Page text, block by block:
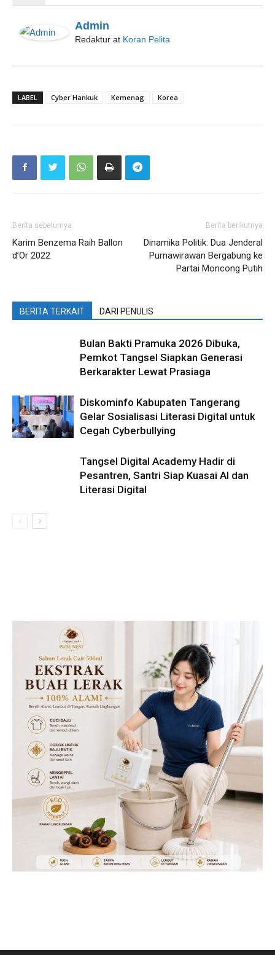
Admin
Redaktur at Koran Pelita
LABEL Cyber Hankuk Kemenag Korea
Berita sebelumya
Karim Benzema Raih Ballon
d’Or 2022
Berita berikutnya
Dinamika Politik: Dua Jenderal
Purnawirawan Bergabung ke
Partai Moncong Putih
BERITA TERKAIT DARI PENULIS
Bulan Bakti Pramuka 2026 Dibuka,
Pemkot Tangsel Siapkan Generasi
Berkarakter Lewat Prasiaga
Diskominfo Kabupaten Tangerang
Gelar Sosialisasi Literasi Digital untuk
Cegah Cyberbullying
Tangsel Digital Academy Hadir di
Pesantren, Santri Siap Kuasai AI dan
Literasi Digital